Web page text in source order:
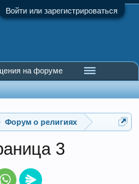
Войти или зарегистрироваться
Форум о религиях
3
на форуме